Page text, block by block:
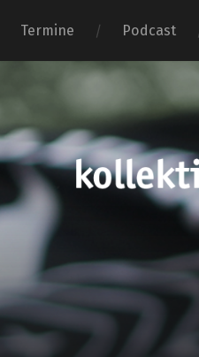
Termine Podcast